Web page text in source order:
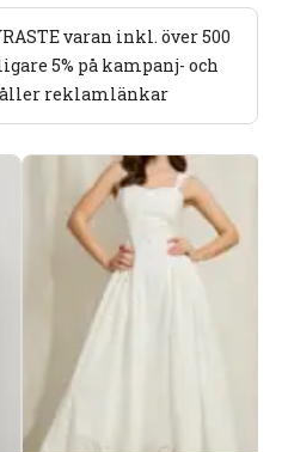
varan inkl. över 500
5% på kampanj- och
reklamlänkar